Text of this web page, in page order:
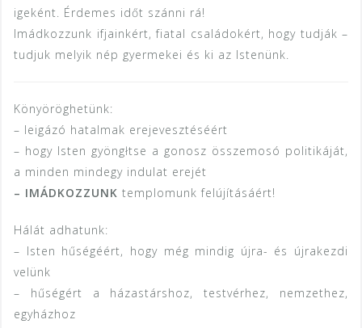
igeként. Érdemes időt szánni rá!
Imádkozzunk ifjainkért, fiatal családokért, hogy tudják –
tudjuk melyik nép gyermekei és ki az Istenünk.
Könyöröghetünk:
– leigázó hatalmak erejevesztéséért
– hogy Isten gyöngłtse a gonosz összemosó politikáját,
a minden mindegy indulat erejét
– IMÁDKOZZUNK templomunk felújításáért!
Hálát adhatunk:
– Isten hűségéért, hogy még mindig újra- és újrakezdi
velünk
– hűségért a házastárshoz, testvérhez, nemzethez,
egyházhoz